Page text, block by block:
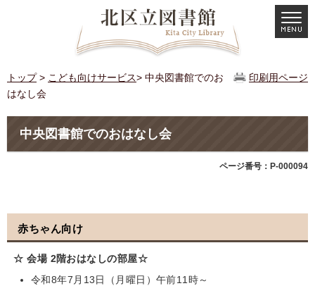
印刷用ページ
トップ> こども向けサービス> 中央図書館でのお
はなし会
中央図書館でのおはなし会
ページ番号：P-000094
赤ちゃん向け
☆ 会場 2階おはなしの部屋☆
令和8年7月13日（月曜日）午前11時～